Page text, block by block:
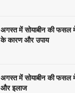
अगस्त में सोयाबीन की
के कारण और उपाय
अगस्त में सोयाबीन की फसल
और इलाज